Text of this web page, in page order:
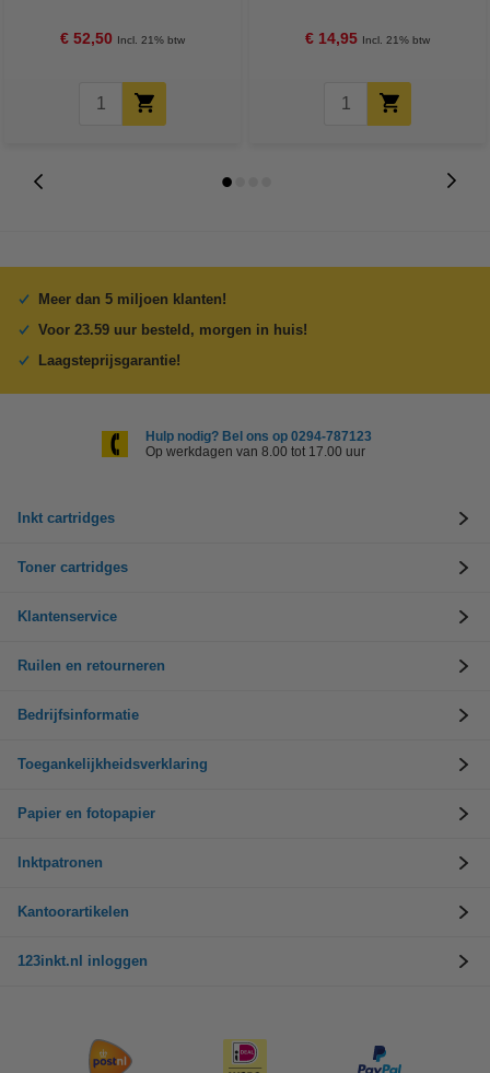
€ 52,50 Incl. 21% btw € 14,95 Incl. 21% btw
Meer dan 5 miljoen klanten!
Voor 23.59 uur besteld, morgen in huis!
Laagsteprijsgarantie!
Hulp nodig? Bel ons op 0294-787123
Op werkdagen van 8.00 tot 17.00 uur
Inkt cartridges
Toner cartridges
Klantenservice
Ruilen en retourneren
Bedrijfsinformatie
Toegankelijkheidsverklaring
Papier en fotopapier
Inktpatronen
Kantoorartikelen
123inkt.nl inloggen